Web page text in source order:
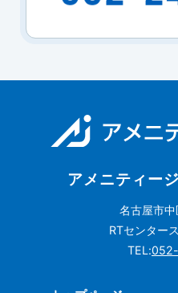
アメニティー
名古屋市
RTセンター
TEL: